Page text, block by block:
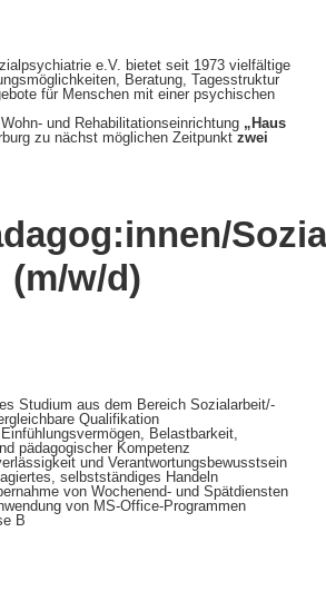
e.V. bietet seit 1973 vielfältige
Beratung, Tagesstruktur
für Menschen mit einer psychischen
und Rehabilitationseinrichtung „Haus
zu nächst möglichen Zeitpunkt zwei
(m/w/d)
uns:
Studium aus dem Bereich Sozialarbeit/-
Qualifikation
Belastbarkeit,
pädagogischer Kompetenz
und Verantwortungsbewusstsein
selbstständiges Handeln
von Wochenend- und Spätdiensten
von MS-Office-Programmen
B